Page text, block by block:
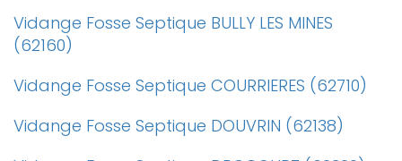
Vidange Fosse Septique BULLY LES MINES
(62160)
Vidange Fosse Septique COURRIERES (62710)
Vidange Fosse Septique DOUVRIN (62138)